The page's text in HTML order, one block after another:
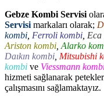
Gebze Kombi Servisi
Servisi markaları olarak;
kombi Ferroli kombi
Ariston kombi Alarko
Daıkın kombi Mitsubishi
kombi ve Viessmann
hizmeti sağlanarak
çalışmasını sağlamaktayız.